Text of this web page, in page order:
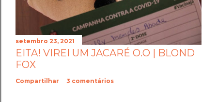
setembro 23, 2021
EITA! VIREI UM JACARÉ O.O | BLOND
FOX
Compartilhar 3 comentários